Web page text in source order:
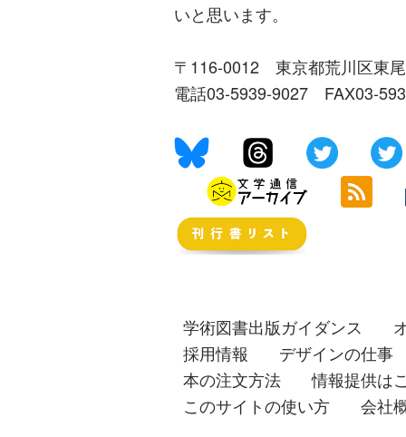
いと思います。
〒116-0012 東京都荒川区東
電話03-5939-9027 FAX03-
学術図書出版ガイダンス
採用情報
デザインの仕事
本の注文方法
情報提供は
このサイトの使い方
会社